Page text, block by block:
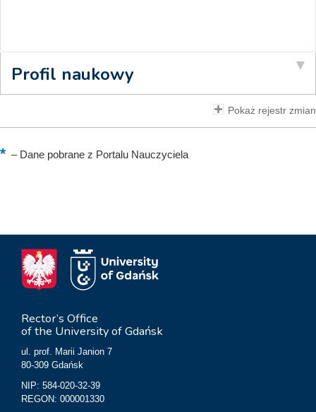
Profil naukowy
Pokaż rejestr zmian
–Dane pobrane z Portalu Nauczyciela
Rector’s Office
of the University of Gdańsk
ul. prof. Marii Janion 7
80-309 Gdańsk
NIP: 584-020-32-39
REGON: 000001330